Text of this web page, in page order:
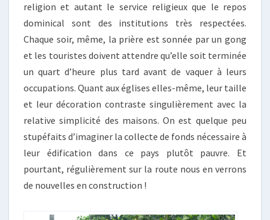
religion et autant le service religieux que le repos
dominical sont des institutions très respectées.
Chaque soir, même, la prière est sonnée par un gong
et les touristes doivent attendre qu’elle soit terminée
un quart d’heure plus tard avant de vaquer à leurs
occupations. Quant aux églises elles-même, leur taille
et leur décoration contraste singulièrement avec la
relative simplicité des maisons. On est quelque peu
stupéfaits d’imaginer la collecte de fonds nécessaire à
leur édification dans ce pays plutôt pauvre. Et
pourtant, régulièrement sur la route nous en verrons
de nouvelles en construction !